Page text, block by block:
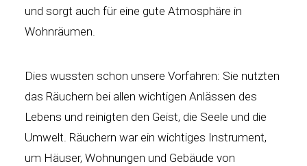
und sorgt auch für eine gute Atmosphäre in
Wohnräumen.
Dies wussten schon unsere Vorfahren: Sie nutzten
das Räuchern bei allen wichtigen Anlässen des
Lebens und reinigten den Geist, die Seele und die
Umwelt. Räuchern war ein wichtiges Instrument,
um Häuser, Wohnungen und Gebäude von